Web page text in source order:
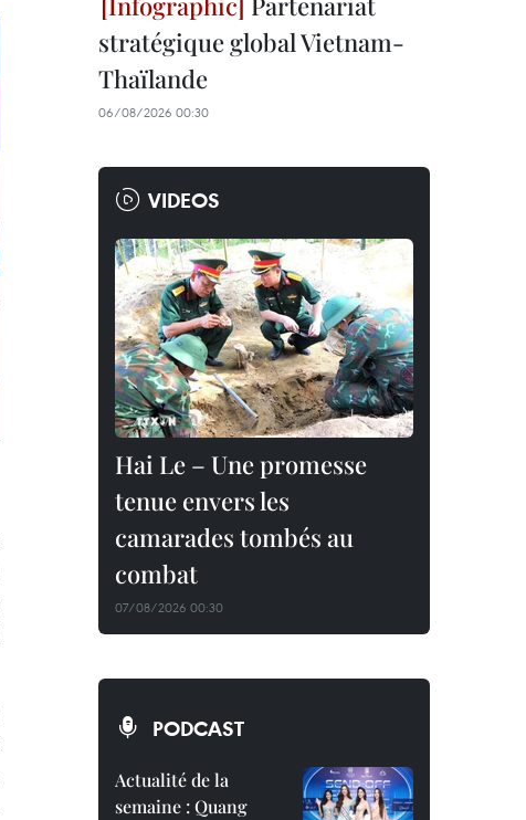
stratégique global Vietnam-
Thaïlande
06/08/2026 00:30
VIDEOS
Hai Le – Une promesse
tenue envers les
camarades tombés au
combat
07/08/2026 00:30
PODCAST
Actualité de la
semaine : Quang